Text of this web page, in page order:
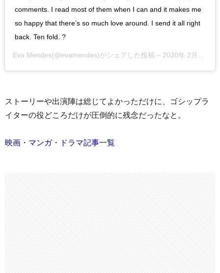
comments. I read most of them when I can and it makes me
so happy that there’s so much love around. I send it all right
back. Ten fold. ?
Eva Mendes(@evamendes)がシェアした投稿 – 2020年 2月月1日午前11時10分PST
ストーリーや出演陣は総じてよかっただけに、ゴシップラ
イターの役どころだけが圧倒的に残念だったなと。
映画・マンガ・ドラマ記事一覧